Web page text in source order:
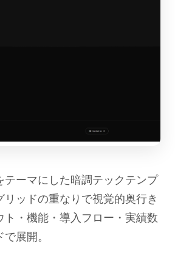
テーマにした暗調テックテンプ
リッドの重なりで視覚的奥行き
ト・機能・導入フロー・実績数
展開。